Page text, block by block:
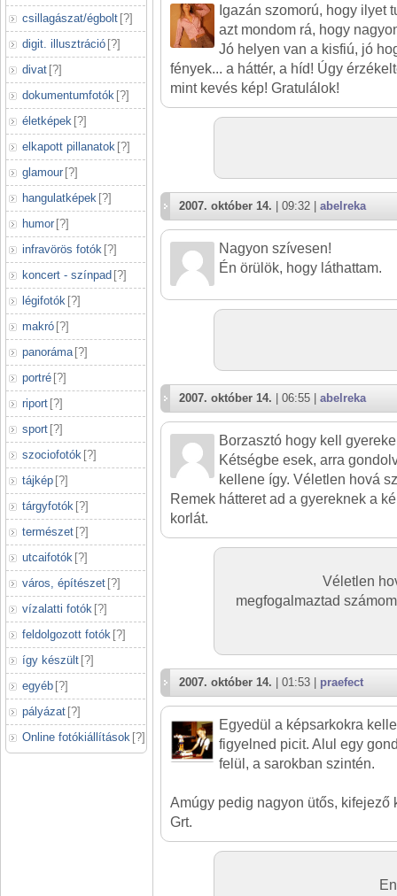
csillagászat/égbolt [?]
digit. illusztráció [?]
divat [?]
dokumentumfotók [?]
életképek [?]
elkapott pillanatok [?]
glamour [?]
hangulatképek [?]
humor [?]
infravörös fotók [?]
koncert - színpad [?]
légifotók [?]
makró [?]
panoráma [?]
portré [?]
riport [?]
sport [?]
szociofotók [?]
tájkép [?]
tárgyfotók [?]
természet [?]
utcaifotók [?]
város, építészet [?]
vízalatti fotók [?]
feldolgozott fotók [?]
így készült [?]
egyéb [?]
pályázat [?]
Online fotókiállítások [?]
Igazán szomorú, hogy ilyet
azt mondom rá, hogy
Jó helyen van a kisfiú, jó
fények... a háttér, a híd! Úgy
mint kevés kép! Gratulálok!
2007. október 14. | 09:32 | abelreka
Nagyon szívesen!
Én örülök, hogy láthattam.
2007. október 14. | 06:55 | abelreka
Borzasztó hogy kell
Kétségbe esek, arra
kellene így. Véletlen hová
Remek hátteret ad a gyereknek a
korlát.
Véletlen
megfogalmaztad
2007. október 14. | 01:53 | praefect
Egyedül a képsarkokra
figyelned picit. Alul egy
felül, a sarokban szintén.
Amúgy pedig nagyon ütős, kifejező
Grt.